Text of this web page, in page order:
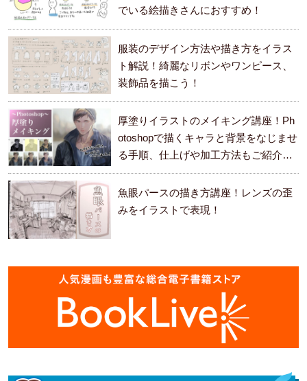
でいる絵描きさんにおすすめ！
服装のデザイン方法や描き方をイラス
ト解説！綺麗なリボンやワンピース、
装飾品を描こう！
厚塗りイラストのメイキング講座！Ph
otoshopで描くキャラと背景をなじませ
る手順、仕上げや加工方法もご紹介し
ます。
魚眼パースの描き方講座！レンズの歪
みをイラストで表現！